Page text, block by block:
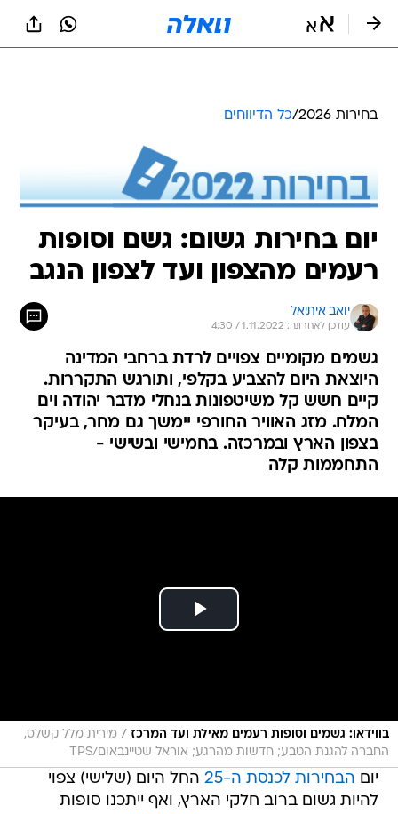
בחירות 2026 /כל הדיווחים
יום בחירות גשום: גשם וסופות
רעמים מהצפון ועד לצפון הנגב
יואב איתיאל
עודכן לאחרונה: 1.11.2022 / 4:30
גשמים מקומיים צפויים לרדת ברחבי המדינה
היוצאת היום להצביע בקלפי, ותורגש התקררות.
קיים חשש קל משיטפונות בנחלי מדבר יהודה וים
המלח. מזג האוויר החורפי יימשך גם מחר, בעיקר
בצפון הארץ ובמרכזה. בחמישי ובשישי -
התחממות קלה
בווידאו: גשמים וסופות רעמים מאילת ועד המרכז / מירית מלל קשלס,
החברה להגנת הטבע; חדשות מהרגע; אוראל שטיינבאום/TPS
יום הבחירות לכנסת ה-25
החל היום (שלישי) צפוי
להיות גשום ברוב חלקי הארץ, ואף ייתכנו סופות